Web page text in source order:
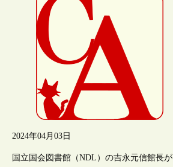
2024年04月03日
国立国会図書館（NDL）の吉永元信館長が